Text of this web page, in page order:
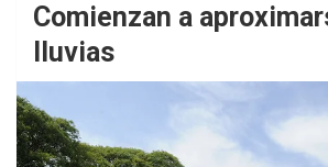
Comienzan a
lluvias